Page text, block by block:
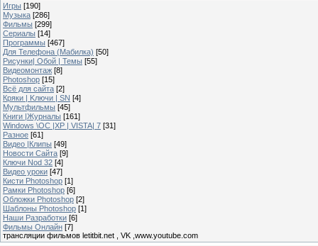
Игры [190]
Музыка [286]
Фильмы [299]
Сериалы [14]
Программы [467]
Для Телефона (Мабилка) [50]
Рисунки| Обой | Темы [55]
Видеомонтаж [8]
Photoshop [15]
Всё для сайта [2]
Кряки | Kлючи | SN [4]
Мультфильмы [45]
Книги |Журналы [161]
Windows \OC |XP | VISTA| 7 [31]
Разное [61]
Видео |Клипы [49]
Новости Сайта [9]
Ключи Nod 32 [4]
Видео уроки [47]
Кисти Photoshop [1]
Рамки Photoshop [6]
Обложки Photoshop [2]
Шаблоны Photoshop [1]
Наши Разработки [6]
Фильмы Онлайн [7]
трансляции фильмов letitbit.net , VK ,www.youtube.com